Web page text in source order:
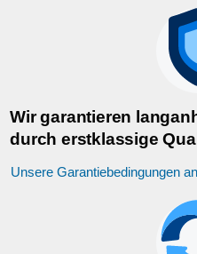
Wir garantieren
durch erstklassige
Unsere Garantiebedingungen